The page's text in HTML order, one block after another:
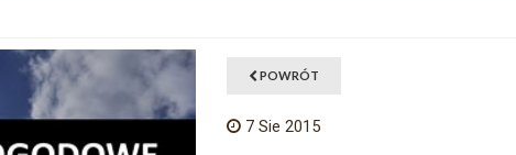
POWRÓT
7 Sie 2015